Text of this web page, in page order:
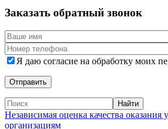
Заказать обратный звонок
Я даю согласие на обработку моих
Независимая оценка качества
организациям